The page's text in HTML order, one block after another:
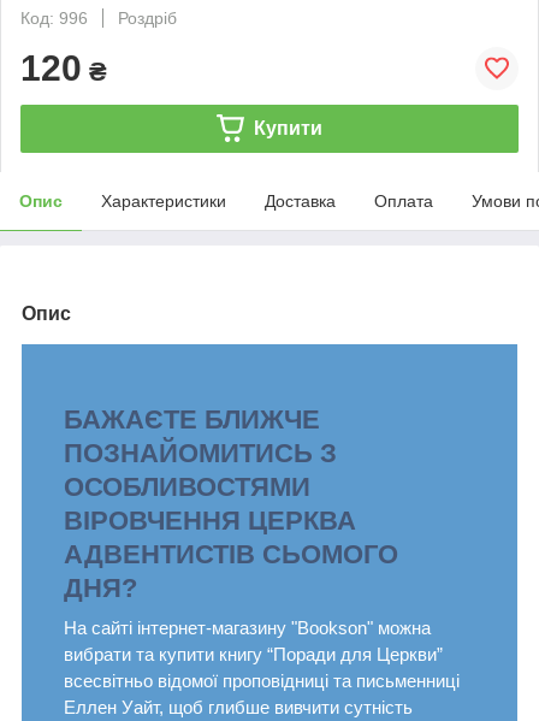
Код: 996
Роздріб
120 ₴
Купити
Опис Характеристики Доставка Оплата Умови
Опис
БАЖАЄТЕ БЛИЖЧЕ
ПОЗНАЙОМИТИСЬ З
ОСОБЛИВОСТЯМИ
ВІРОВЧЕННЯ ЦЕРКВА
АДВЕНТИСТІВ СЬОМОГО
ДНЯ?
На сайті інтернет-магазину "Bookson" можна
вибрати та купити книгу “Поради для Церкви”
всесвітньо відомої проповідниці та письменниці
Еллен Уайт, щоб глибше вивчити сутність